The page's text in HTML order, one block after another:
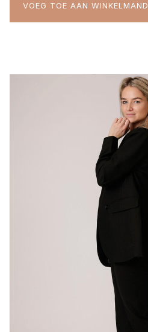
VOEG TOE AAN WINKELMAND